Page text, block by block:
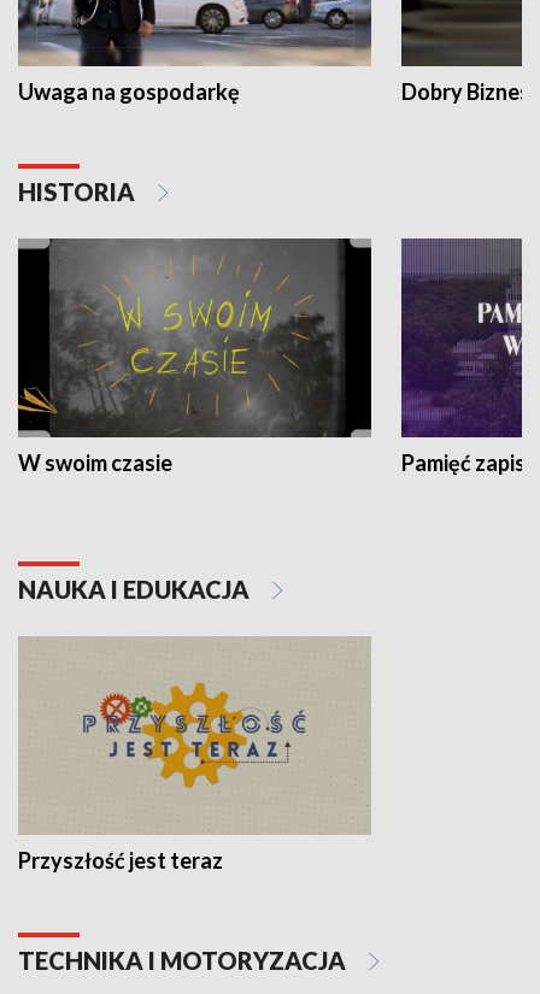
Uwaga na gospodarkę Dobry Biznes
HISTORIA
W swoim czasie Pamięć
NAUKA I EDUKACJA
Przyszłość jest teraz
TECHNIKA I MOTORYZACJA